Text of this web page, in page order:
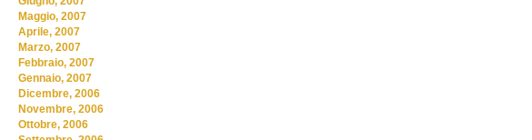
Maggio, 2007
Aprile, 2007
Marzo, 2007
Febbraio, 2007
Gennaio, 2007
Dicembre, 2006
Novembre, 2006
Ottobre, 2006